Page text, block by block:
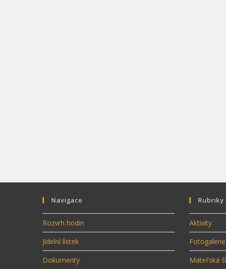
Navigace
Rozvrh hodin
Jídelní lístek
Dokumenty
Rubriky
Aktivity
Fotogalerie
Mateřská